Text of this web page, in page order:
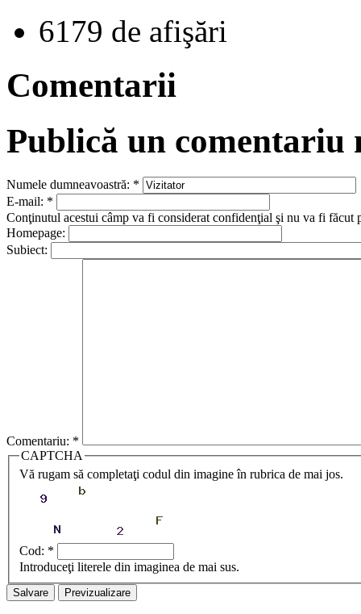
6179 de afişări
Comentarii
Publică un comentariu
Numele dumneavoastră: *
E-mail: *
Conţinutul acestui câmp va fi considerat confidenţial şi nu va fi făcut
Homepage:
Subiect:
Comentariu: *
CAPTCHA
Vă rugam să completaţi codul din imagine în rubrica de mai jos.
Cod: *
Introduceţi literele din imaginea de mai sus.